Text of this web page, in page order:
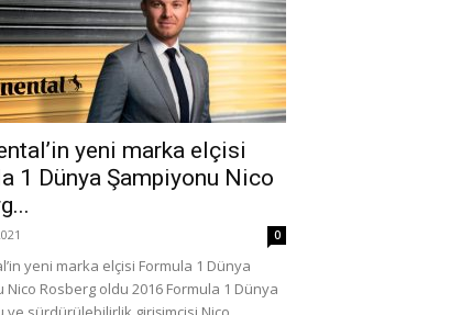
yeni marka elçisi
1 Dünya Şampiyonu Nico
0
yeni marka elçisi Formula 1 Dünya
Nico Rosberg oldu 2016 Formula 1 Dünya